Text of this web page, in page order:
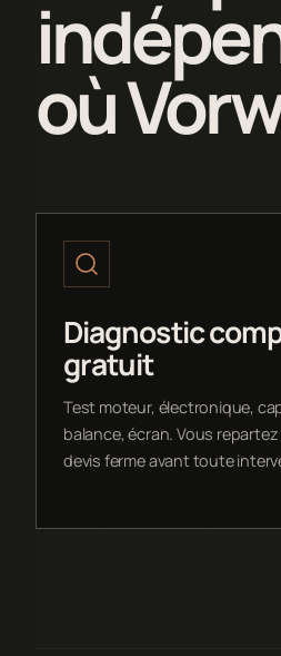
où
Diagnostic
gratuit
Test moteur, électronique,
balance, écran. Vous
devis ferme avant toute